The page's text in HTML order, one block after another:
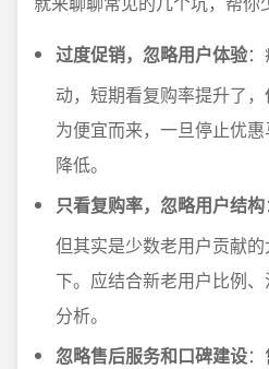
过度促销，忽略用户体验：
动，短期看复购率提升了
为便宜而来，一旦停止优
降低。
只看复购率，忽略用户结构
但其实是少数老用户贡献
下。应结合新老用户比例
分析。
忽略售后服务和口碑建设